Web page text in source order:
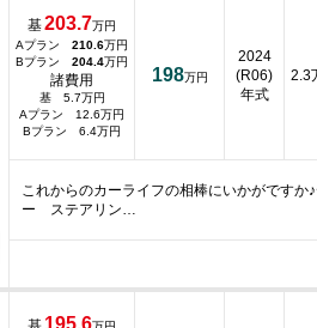
基203.7万円
Aプラン 210.6万円
Bプラン 204.4万円
諸費用
基 5.7万円
Aプラン 12.6万円
Bプラン 6.4万円
198万円
2024
(R06)
年式
2.3
これからのカーライフの相棒にいかがです
ー ステアリン…
195.6